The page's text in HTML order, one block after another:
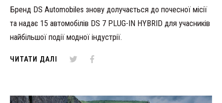
Бренд DS Automobiles знову долучається до почесної місії
та надає 15 автомобілів DS 7 PLUG-IN HYBRID для учасників
найбільшої події модної індустрії.
ЧИТАТИ ДАЛІ